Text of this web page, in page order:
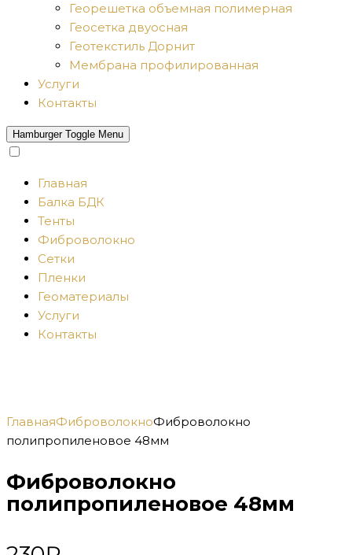
Георешетка объемная полимерная
Геосетка двуосная
Геотекстиль Дорнит
Мембрана профилированная
Услуги
Контакты
Hamburger Toggle Menu
Главная
Балка БДК
Тенты
Фиброволокно
Сетки
Пленки
Геоматериалы
Услуги
Контакты
ГлавнаяФиброволокноФиброволокно
полипропиленовое 48мм
Фиброволокно
полипропиленовое 48мм